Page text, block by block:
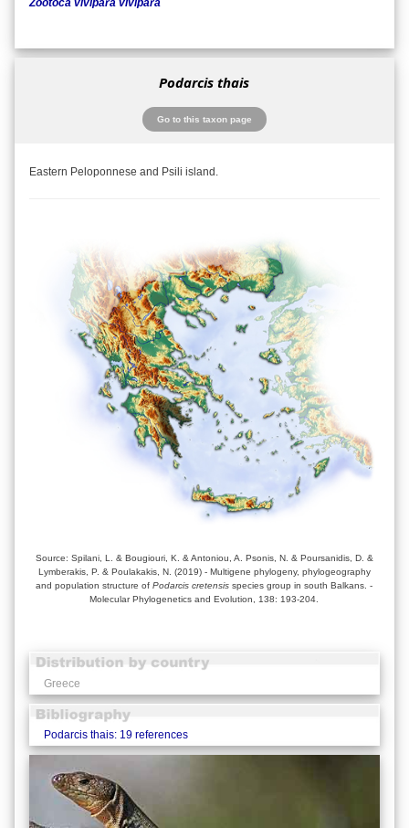
Zootoca vivipara vivipara
Podarcis thais
Go to this taxon page
Eastern Peloponnese and Psili island.
Source: Spilani, L. & Bougiouri, K. & Antoniou, A. Psonis, N. & Poursanidis, D. &
Lymberakis, P. & Poulakakis, N. (2019) - Multigene phylogeny, phylogeography
and population structure ofPodarcis cretensis species group in south Balkans. -
Molecular Phylogenetics and Evolution, 138: 193-204.
Greece
Podarcis thais: 19 references